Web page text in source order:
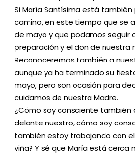
Si María Santísima está
camino, en este tiempo que se
de mayo y que podamos seguir
preparación y el don de nuestra
Reconoceremos también a
aunque ya ha terminado su
mayo, pero son ocasión para
cuidamos de nuestra Madre.
¿Cómo soy consciente también
delante nuestro, cómo soy
también estoy trabajando con
viña? Y sé que María está cerca